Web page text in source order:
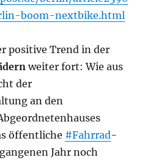
boom-nextbike.html
positive Trend in der
weiter fort: Wie aus
der
an den
öffentliche #Fahrrad-
Jahr noch